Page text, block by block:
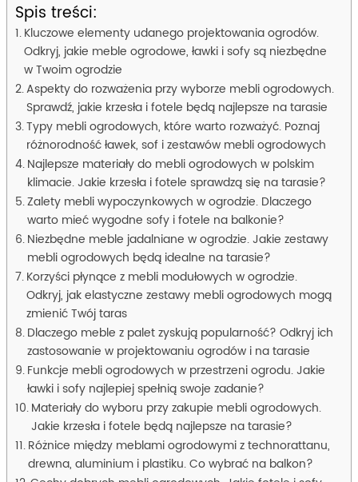
Spis treści:
Kluczowe elementy udanego projektowania ogrodów.
Odkryj, jakie meble ogrodowe, ławki i sofy są niezbędne
w Twoim ogrodzie
Aspekty do rozważenia przy wyborze mebli ogrodowych.
Sprawdź, jakie krzesła i fotele będą najlepsze na tarasie
Typy mebli ogrodowych, które warto rozważyć. Poznaj
różnorodność ławek, sof i zestawów mebli ogrodowych
Najlepsze materiały do mebli ogrodowych w polskim
klimacie. Jakie krzesła i fotele sprawdzą się na tarasie?
Zalety mebli wypoczynkowych w ogrodzie. Dlaczego
warto mieć wygodne sofy i fotele na balkonie?
Niezbędne meble jadalniane w ogrodzie. Jakie zestawy
mebli ogrodowych będą idealne na tarasie?
Korzyści płynące z mebli modułowych w ogrodzie.
Odkryj, jak elastyczne zestawy mebli ogrodowych mogą
zmienić Twój taras
Dlaczego meble z palet zyskują popularność? Odkryj ich
zastosowanie w projektowaniu ogrodów i na tarasie
Funkcje mebli ogrodowych w przestrzeni ogrodu. Jakie
ławki i sofy najlepiej spełnią swoje zadanie?
Materiały do wyboru przy zakupie mebli ogrodowych.
Jakie krzesła i fotele będą najlepsze na tarasie?
Różnice między meblami ogrodowymi z technorattanu,
drewna, aluminium i plastiku. Co wybrać na balkon?